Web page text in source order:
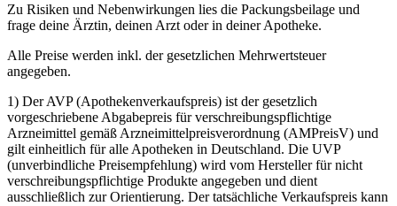
Zu Risiken und Nebenwirkungen lies die Packungsbeilage und
frage deine Ärztin, deinen Arzt oder in deiner Apotheke.
Alle Preise werden inkl. der gesetzlichen Mehrwertsteuer
angegeben.
1) Der AVP (Apothekenverkaufspreis) ist der gesetzlich
vorgeschriebene Abgabepreis für verschreibungspflichtige
Arzneimittel gemäß Arzneimittelpreisverordnung (AMPreisV) und
gilt einheitlich für alle Apotheken in Deutschland. Die UVP
(unverbindliche Preisempfehlung) wird vom Hersteller für nicht
verschreibungspflichtige Produkte angegeben und dient
ausschließlich zur Orientierung. Der tatsächliche Verkaufspreis kann